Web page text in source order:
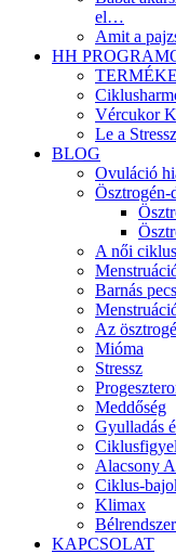
el…
Amit a
HH
Vércukor
Le a
BLOG
Ovuláció
Ösztrogén-
A női ciklus
Barnás
Az
Mióma
Stressz
Meddőség
Gyulladás
Alacsony
Ciklus-
Klimax
KAPCSOLAT